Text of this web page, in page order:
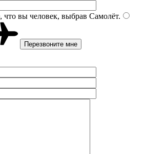
вы человек, выбрав Самолёт.